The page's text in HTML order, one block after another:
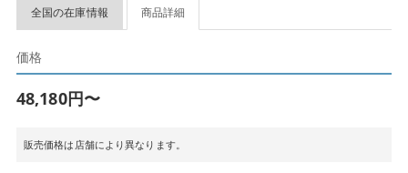
全国の在庫情報 商品詳細
価格
48,180円〜
販売価格は店舗により異なります。